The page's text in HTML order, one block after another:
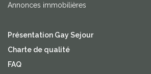
Annonces immobilières
Présentation Gay Sejour
Charte de qualité
FAQ